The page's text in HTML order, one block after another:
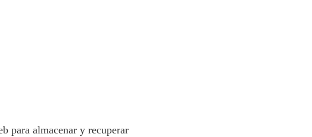
para almacenar y recuperar